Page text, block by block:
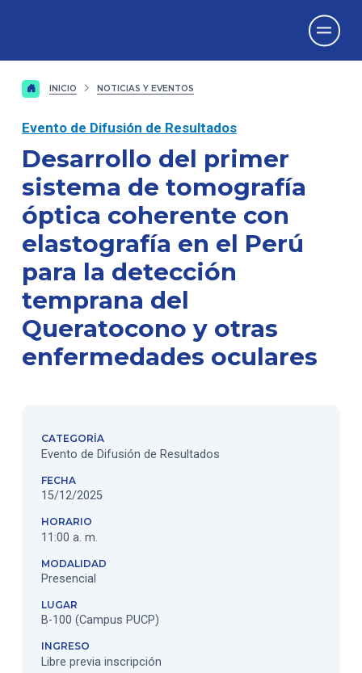
INICIO NOTICIAS Y EVENTOS
Evento de Difusión de Resultados
Desarrollo del primer
sistema de tomografía
óptica coherente con
elastografía en el Perú
para la detección
temprana del
Queratocono y otras
enfermedades oculares
CATEGORÍA
Evento de Difusión de Resultados
FECHA
15/12/2025
HORARIO
11:00 a. m.
MODALIDAD
Presencial
LUGAR
B-100 (Campus PUCP)
INGRESO
Libre previa inscripción